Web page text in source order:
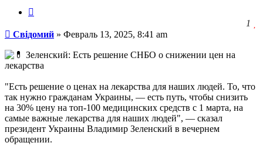
1
Сообщение
Свідомий » Февраль 13, 2025, 8:41 am
Зеленский: Есть решение СНБО о снижении цен на
лекарства
"Есть решение о ценах на лекарства для наших людей. То, что
так нужно гражданам Украины, — есть путь, чтобы снизить
на 30% цену на топ-100 медицинских средств с 1 марта, на
самые важные лекарства для наших людей", — сказал
президент Украины Владимир Зеленский в вечернем
обращении.